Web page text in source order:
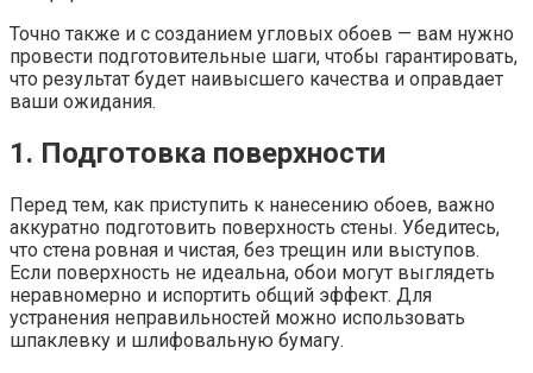
Точно также и с созданием угловых обоев — вам нужно
провести подготовительные шаги, чтобы гарантировать,
что результат будет наивысшего качества и оправдает
ваши ожидания.
1. Подготовка поверхности
Перед тем, как приступить к нанесению обоев, важно
аккуратно подготовить поверхность стены. Убедитесь,
что стена ровная и чистая, без трещин или выступов.
Если поверхность не идеальна, обои могут выглядеть
неравномерно и испортить общий эффект. Для
устранения неправильностей можно использовать
шпаклевку и шлифовальную бумагу.